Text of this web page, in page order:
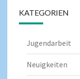
KATEGORIEN
Jugendarbeit
Neuigkeiten